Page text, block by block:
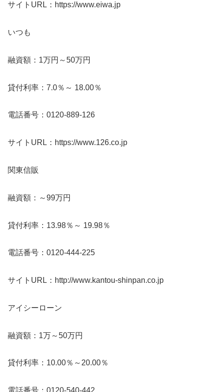
サイトURL：https://www.eiwa.jp
いつも
融資額：1万円～50万円
貸付利率：7.0％～ 18.00％
電話番号：0120-889-126
サイトURL：https://www.126.co.jp
関東信販
融資額：～99万円
貸付利率：13.98％～ 19.98％
電話番号：0120-444-225
サイトURL：http://www.kantou-shinpan.co.jp
アイシーローン
融資額：1万～50万円
貸付利率：10.00％～20.00％